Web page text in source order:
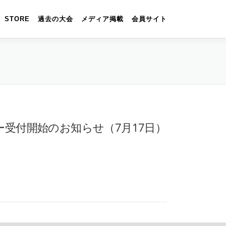
STORE 過去の大会 メディア掲載 会員サイト
付開始のお知らせ（7月17日）